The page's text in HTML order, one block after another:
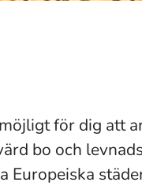
för dig att
bo och
Europeiska